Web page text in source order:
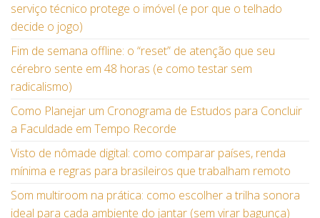
serviço técnico protege o imóvel (e por que o telhado
decide o jogo)
Fim de semana offline: o “reset” de atenção que seu
cérebro sente em 48 horas (e como testar sem
radicalismo)
Como Planejar um Cronograma de Estudos para Concluir
a Faculdade em Tempo Recorde
Visto de nômade digital: como comparar países, renda
mínima e regras para brasileiros que trabalham remoto
Som multiroom na prática: como escolher a trilha sonora
ideal para cada ambiente do jantar (sem virar bagunça)